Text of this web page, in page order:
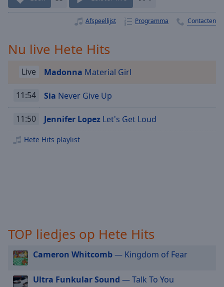
Chapters
Descriptions
descriptions
selected
Subtitles
subtitles
settings,
Audio
Picture-
in-
Picture
Afspeellijst Programma Contacten
Nu live Hete Hits
Live Madonna Material Girl
11:54 Sia Never Give Up
11:50 Jennifer Lopez Let's Get Loud
Hete Hits playlist
TOP liedjes op Hete Hits
Cameron Whitcomb— Kingdom of Fear
Ultra Funkular Sound — Talk To You